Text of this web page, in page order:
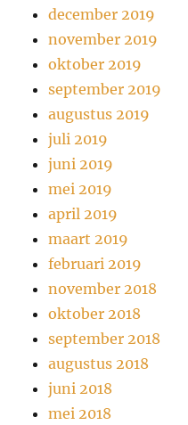
december 2019
november 2019
oktober 2019
september 2019
augustus 2019
juli 2019
juni 2019
mei 2019
april 2019
maart 2019
februari 2019
november 2018
oktober 2018
september 2018
augustus 2018
juni 2018
mei 2018